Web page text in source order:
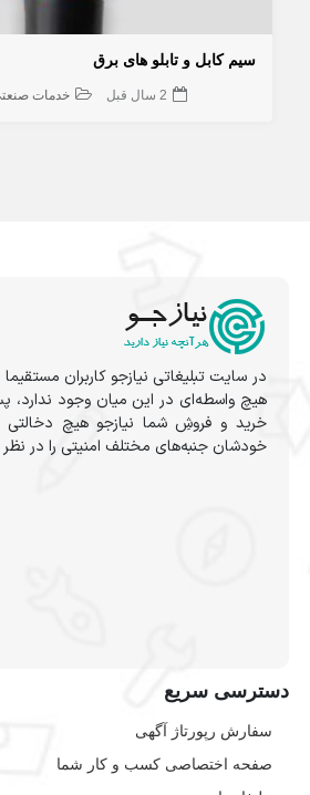
سیم کابل و تابلو های برق
2 سال قبل خدمات
در سایت تبلیغاتی نیازجو کاربران
هیچ واسطه‌ای در این میان وجود ندارد،
خرید و فروشِ شما نیازجو هیچ دخالتی
خودشان جنبه‌های مختلف امنیتی را در نظر
دسترسی سریع
سفارش رپورتاژ آگهی
صفحه اختصاصی کسب و کار شما